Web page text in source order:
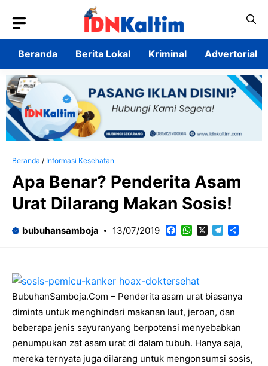
isi
Beranda
Berita Lokal Kriminal Advertorial
Beranda / Informasi Kesehatan
Apa Benar? Penderita Asam
Urat Dilarang Makan Sosis!
bubuhansamboja 13/07/2019 Facebook
WhatsAppTelegram
BubuhanSamboja.Com – Penderita asam urat biasanya
diminta untuk menghindari makanan laut, jeroan, dan
beberapa jenis sayuranyang berpotensi menyebabkan
penumpukan zat asam urat di dalam tubuh. Hanya saja,
mereka ternyata juga dilarang untuk mengonsumsi sosis,